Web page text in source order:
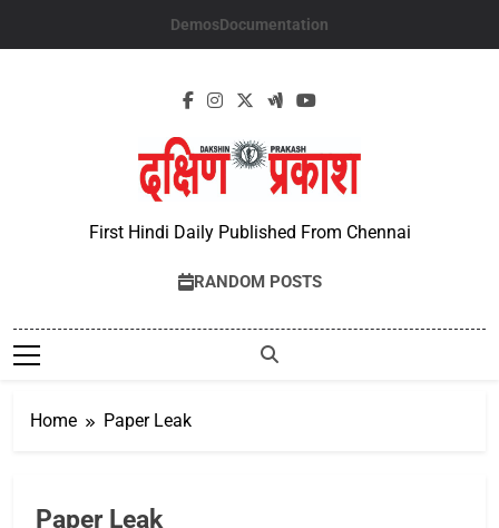
DemosDocumentation
First Hindi Daily Published From Chennai
RANDOM POSTS
Home Paper Leak
Paper Leak